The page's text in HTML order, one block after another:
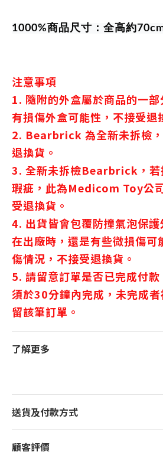
1000%商品尺寸：全高約
注意事項
1. 隨附的外盒屬於商品的一
有損傷外盒可能性，不接受退
2. Bearbrick 為全新未拆檢
退換貨。
3. 全新未拆檢Bearbrick，若
瑕疵，此為Medicom Toy公
受退換貨。
4. 出貨皆會包覆防撞氣泡保
在出廠時，還是有些微損傷可
傷情況，不接受退換貨。
5. 請留意訂單是否已完成付
須於30分鐘內完成，未完成
留該筆訂單。
了解更多
送貨及付款方式
顧客評價